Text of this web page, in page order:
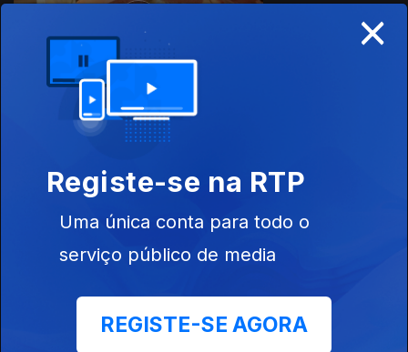
30 jul. 2020
Ep. 4
Ep. 4
×
Registe-se na RTP
Uma única conta para todo o
serviço público de media
REGISTE-SE AGORA